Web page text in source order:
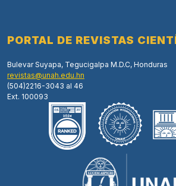
PORTAL DE REVISTAS
Bulevar Suyapa, Tegucigalpa M.D.C, Honduras
revistas@unah.edu.hn
(504)2216-3043 al 46
Ext. 100093